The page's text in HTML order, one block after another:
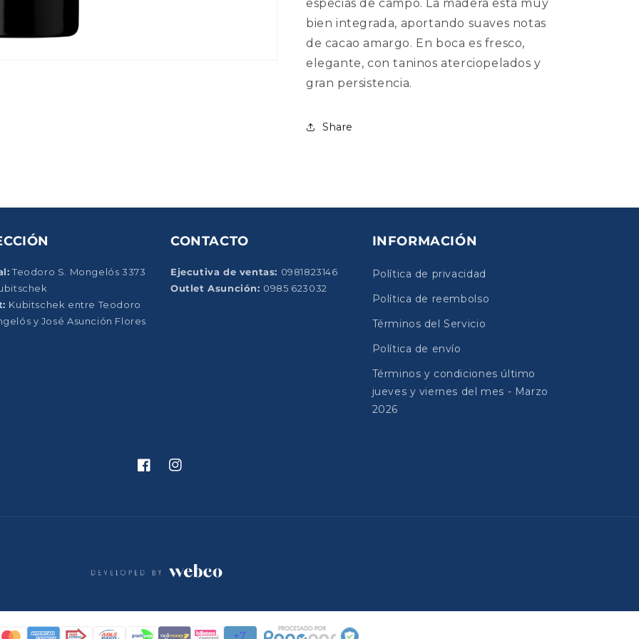
especias de campo. La madera está muy
bien integrada, aportando suaves notas
de cacao amargo. En boca es fresco,
elegante, con taninos aterciopelados y
gran persistencia.
Share
Teodoro S. Mongelós 3373
Kubitschek entre Teodoro
y José Asunción Flores
CONTACTO
Ejecutiva de ventas: 0981823146
Outlet Asunción: 0985 623032
INFORMACIÓN
Política de privacidad
Política de reembolso
Términos del Servicio
Política de envío
Términos y condiciones último
jueves y viernes del mes - Marzo
2026
FacebookInstagram
de